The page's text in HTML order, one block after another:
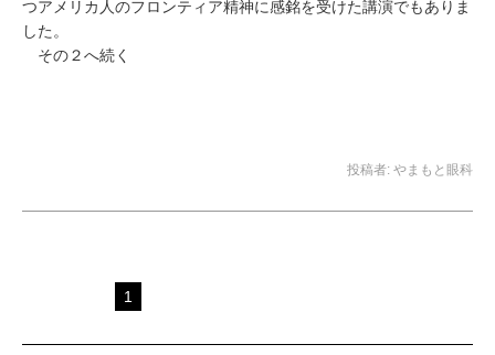
つアメリカ人のフロンティア精神に感銘を受けた講演でもありま
した。
その２へ続く
投稿者: やまもと眼科
1